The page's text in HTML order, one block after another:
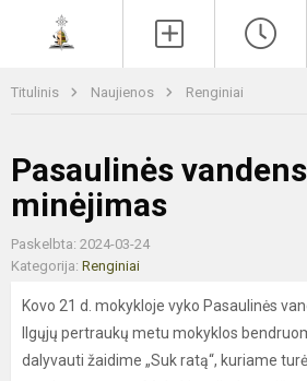
Titulinis Naujienos Renginiai
Pasaulinės
minėjimas
Paskelbta: 2024-03-24
Kategorija: Renginiai
Kovo 21 d. mokykloje vyko Pasaulinės
Ilgųjų pertraukų metu mokyklos
dalyvauti žaidime „Suk ratą“, kuriame